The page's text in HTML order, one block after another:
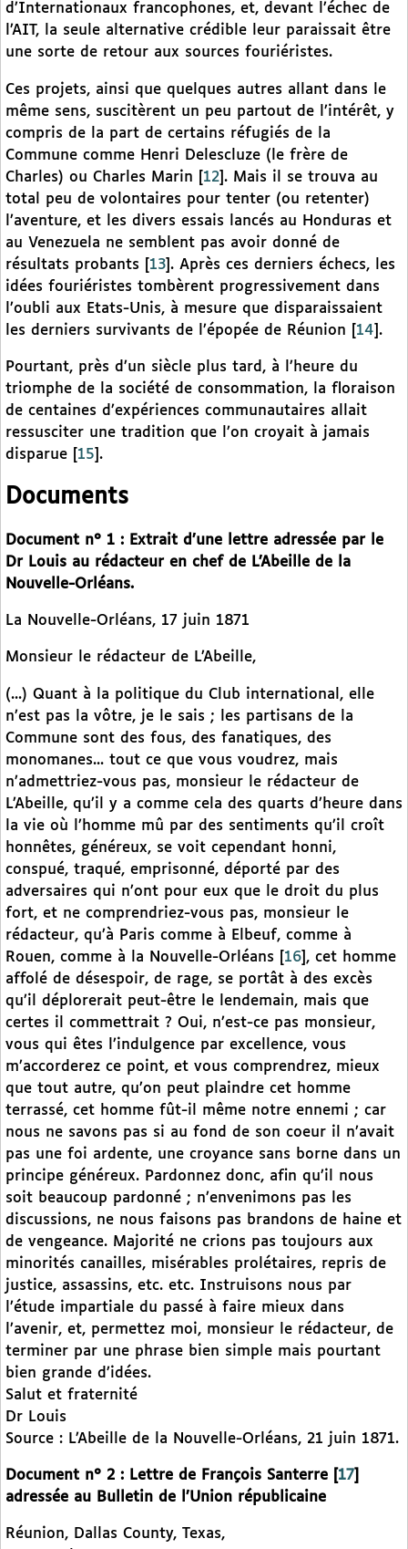
d’Internationaux francophones, et, devant l’échec de
l’AIT, la seule alternative crédible leur paraissait être
une sorte de retour aux sources fouriéristes.
Ces projets, ainsi que quelques autres allant dans le
même sens, suscitèrent un peu partout de l’intérêt, y
compris de la part de certains réfugiés de la
Commune comme Henri Delescluze (le frère de
Charles) ou Charles Marin
12 . Mais il se trouva au
total peu de volontaires pour tenter (ou retenter)
l’aventure, et les divers essais lancés au Honduras et
au Venezuela ne semblent pas avoir donné de
résultats probants
13 . Après ces derniers échecs, les
idées fouriéristes tombèrent progressivement dans
l’oubli aux Etats-Unis, à mesure que disparaissaient
les derniers survivants de l’épopée de Réunion
14 .
Pourtant, près d’un siècle plus tard, à l’heure du
triomphe de la société de consommation, la floraison
de centaines d’expériences communautaires allait
ressusciter une tradition que l’on croyait à jamais
disparue
15 .
Documents
Document n° 1 : Extrait d’une lettre adressée par le
Dr Louis au rédacteur en chef de L’Abeille de la
Nouvelle-Orléans.
La Nouvelle-Orléans, 17 juin 1871
Monsieur le rédacteur de L’Abeille,
(...) Quant à la politique du Club international, elle
n’est pas la vôtre, je le sais ; les partisans de la
Commune sont des fous, des fanatiques, des
monomanes... tout ce que vous voudrez, mais
n’admettriez-vous pas, monsieur le rédacteur de
L’Abeille, qu’il y a comme cela des quarts d’heure dans
la vie où l’homme mû par des sentiments qu’il croît
honnêtes, généreux, se voit cependant honni,
conspué, traqué, emprisonné, déporté par des
adversaires qui n’ont pour eux que le droit du plus
fort, et ne comprendriez-vous pas, monsieur le
rédacteur, qu’à Paris comme à Elbeuf, comme à
Rouen, comme à la Nouvelle-Orléans
16 , cet homme
affolé de désespoir, de rage, se portât à des excès
qu’il déplorerait peut-être le lendemain, mais que
certes il commettrait ? Oui, n’est-ce pas monsieur,
vous qui êtes l’indulgence par excellence, vous
m’accorderez ce point, et vous comprendrez, mieux
que tout autre, qu’on peut plaindre cet homme
terrassé, cet homme fût-il même notre ennemi ; car
nous ne savons pas si au fond de son coeur il n’avait
pas une foi ardente, une croyance sans borne dans un
principe généreux. Pardonnez donc, afin qu’il nous
soit beaucoup pardonné ; n’envenimons pas les
discussions, ne nous faisons pas brandons de haine et
de vengeance. Majorité ne crions pas toujours aux
minorités canailles, misérables prolétaires, repris de
justice, assassins, etc. etc. Instruisons nous par
l’étude impartiale du passé à faire mieux dans
l’avenir, et, permettez moi, monsieur le rédacteur, de
terminer par une phrase bien simple mais pourtant
bien grande d’idées.
Salut et fraternité
Dr Louis
Source : L’Abeille de la Nouvelle-Orléans, 21 juin 1871.
Document n° 2 : Lettre de François Santerre 17
adressée au Bulletin de l’Union républicaine
Réunion, Dallas County, Texas,